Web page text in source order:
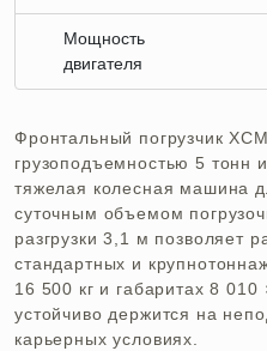
Мощность
двигателя
Фронтальный погрузчик
грузоподъемностью 5 тонн
тяжелая колесная машина
суточным объемом
разгрузки 3,1 м позволяет
стандартных и
16 500 кг и габаритах 8
устойчиво держится на
карьерных условиях.